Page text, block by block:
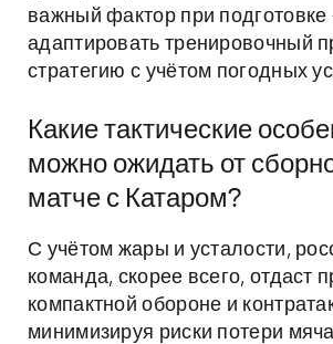
важный фактор при
адаптировать тренировочный
стратегию с учётом погодных
Какие тактические
можно ожидать от
матче с Катаром?
С учётом жары и усталости,
команда, скорее всего, отдаст
компактной обороне и
минимизируя риски потери